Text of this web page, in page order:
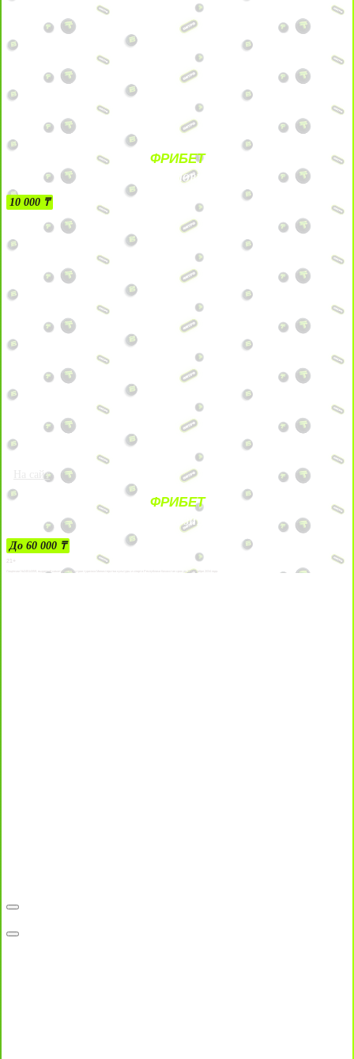
ФРИБЕТ
БЕЗ УСЛОВИЙ
10 000 ₸
На сайт
ФРИБЕТ
ЗА ДЕПОЗИТЫ
До 60 000 ₸
21+
Лицензии №24514359, выданной комитетом индустрии туризма Министерства культуры и спорта Республики Казахстан срок до 27 сентября 2034 года.